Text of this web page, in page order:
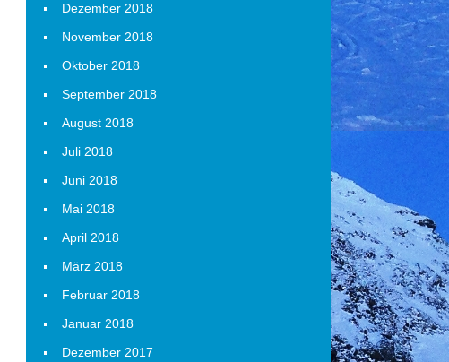
Dezember 2018
November 2018
Oktober 2018
September 2018
August 2018
Juli 2018
Juni 2018
Mai 2018
April 2018
März 2018
Februar 2018
Januar 2018
Dezember 2017